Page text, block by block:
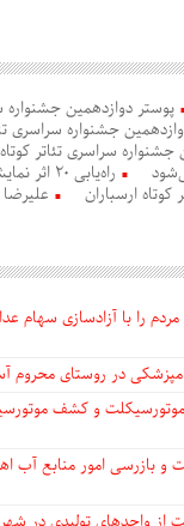
پوستر دوازدهمین جشنواره
جشنواره سراسری
ارسباران
علیرضا
را با آزادسازی سهام
در روستای محروم
سارق موتورسیکلت و کشف
و بازرسی امور منابع آب
از واحدهای تولیدی در